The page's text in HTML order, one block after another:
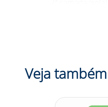
altura e 6 mm
suor. Palmilha
escritórios,
- Tamanho: 33
Veja também